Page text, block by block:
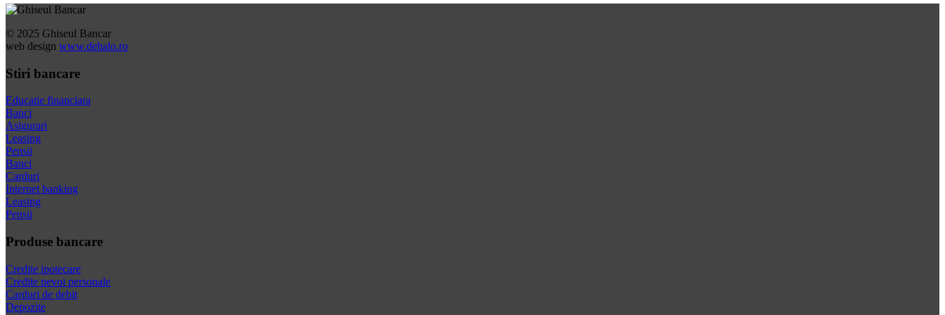
© 2025 Ghiseul Bancar
web design www.dehalo.ro
Stiri bancare
Educatie financiara
Banci
Asigurari
Leasing
Pensii
Banci
Carduri
Internet banking
Leasing
Pensii
Produse bancare
Credite ipotecare
Credite nevoi personale
Carduri de debit
Depozite